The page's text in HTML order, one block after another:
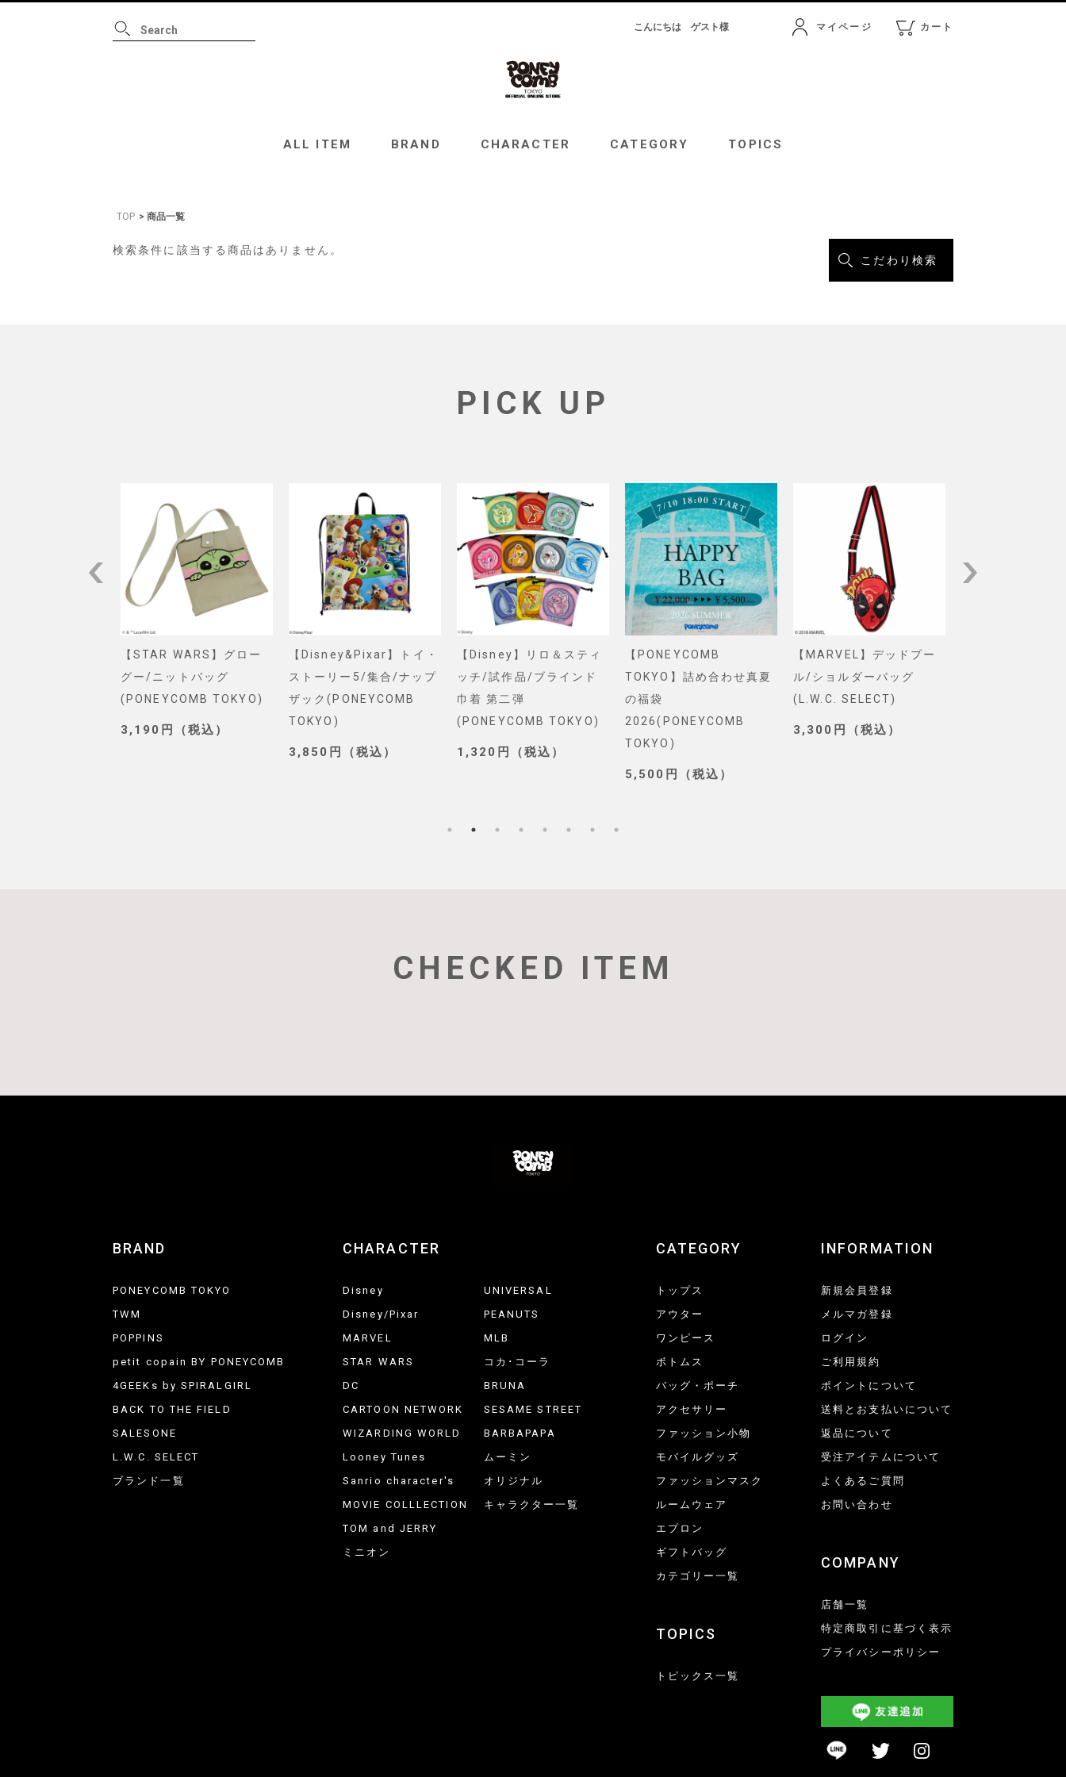
こんにちはゲスト様 マイページ カート
ALL ITEM BRAND CHARACTER CATEGORY TOPICS
ALL ITEM
TOP 商品一覧
こだわり検索
検索条件に該当する商品はありません。
PICK UP
【STAR WARS】グロー
グー/ニットバッグ
(PONEYCOMB TOKYO)
3,190円（税込）
【Disney&Pixar】トイ・
ストーリー5/集合/ナップ
ザック(PONEYCOMB
TOKYO)
3,850円（税込）
【Disney】リロ＆スティ
ッチ/試作品/ブラインド
巾着 第二弾
(PONEYCOMB TOKYO)
1,320円（税込）
【PONEYCOMB
TOKYO】詰め合わせ真夏
の福袋
2026(PONEYCOMB
TOKYO)
5,500円（税込）
【MARVEL】デッドプー
ル/ショルダーバッグ
(L.W.C. SELECT)
3,300円（税込）
CHECKED ITEM
BRAND
PONEYCOMB TOKYO
TWM
POPPINS
petit copain BY PONEYCOMB
4GEEKs by SPIRALGIRL
BACK TO THE FIELD
SALESONE
L.W.C. SELECT
ブランド一覧
CHARACTER
Disney
Disney/Pixar
MARVEL
STAR WARS
DC
CARTOON NETWORK
WIZARDING WORLD
Looney Tunes
Sanrio character's
MOVIE COLLLECTION
TOM and JERRY
ミニオン
UNIVERSAL
PEANUTS
MLB
コカ･コーラ
BRUNA
SESAME STREET
BARBAPAPA
ムーミン
オリジナル
キャラクター一覧
CATEGORY
トップス
アウター
ワンピース
ボトムス
バッグ・ポーチ
アクセサリー
ファッション小物
モバイルグッズ
ファッションマスク
ルームウェア
エプロン
ギフトバッグ
カテゴリー一覧
TOPICS
トピックス一覧
INFORMATION
新規会員登録
メルマガ登録
ログイン
ご利用規約
ポイントについて
送料とお支払いについて
返品について
受注アイテムについて
よくあるご質問
お問い合わせ
COMPANY
店舗一覧
特定商取引に基づく表示
プライバシーポリシー